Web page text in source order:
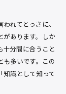
れてとっさに、
があります。しか
十分間に合うこと
も多いです。この
知識として知って